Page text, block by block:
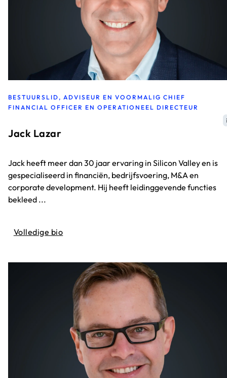
BESTUURSLID, ADVISEUR EN VOORMALIG CHIEF
FINANCIAL OFFICER EN OPERATIONEEL DIRECTEUR
Jack Lazar
Jack heeft meer dan 30 jaar ervaring in Silicon Valley en is
gespecialiseerd in financiën, bedrijfsvoering, M&A en
corporate development. Hij heeft leidinggevende functies
bekleed ...
Volledige bio